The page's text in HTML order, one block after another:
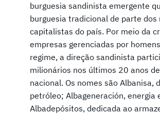
burguesia sandinista emergente
burguesia tradicional de parte dos
capitalistas do país. Por meio da
empresas gerenciadas por
regime, a direção sandinista
milionários nos últimos 20 anos
nacional. Os nomes são Albanisa,
petróleo; Albageneración, energia
Albadepósitos, dedicada ao